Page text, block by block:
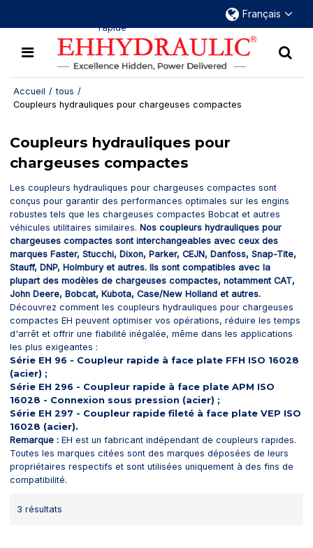
rapide
Français
Accueil / tous /
Coupleurs hydrauliques pour chargeuses compactes
Coupleurs hydrauliques pour
chargeuses compactes
Les coupleurs hydrauliques pour chargeuses compactes sont
conçus pour garantir des performances optimales sur les engins
robustes tels que les chargeuses compactes Bobcat et autres
véhicules utilitaires similaires. Nos coupleurs hydrauliques pour
chargeuses compactes sont interchangeables avec ceux des
marques Faster, Stucchi, Dixon, Parker, CEJN, Danfoss, Snap-Tite,
Stauff, DNP, Holmbury et autres. Ils sont compatibles avec la
plupart des modèles de chargeuses compactes, notamment CAT,
John Deere, Bobcat, Kubota, Case/New Holland et autres.
Découvrez comment les coupleurs hydrauliques pour chargeuses
compactes EH peuvent optimiser vos opérations, réduire les temps
d'arrêt et offrir une fiabilité inégalée, même dans les applications
les plus exigeantes :
Série EH 96 - Coupleur rapide à face plate FFH ISO 16028
(acier) ;
Série EH 296 - Coupleur rapide à face plate APM ISO
16028 - Connexion sous pression (acier) ;
Série EH 297 - Coupleur rapide fileté à face plate VEP ISO
16028 (acier).
Remarque : EH est un fabricant indépendant de coupleurs rapides.
Toutes les marques citées sont des marques déposées de leurs
propriétaires respectifs et sont utilisées uniquement à des fins de
compatibilité.
3 résultats